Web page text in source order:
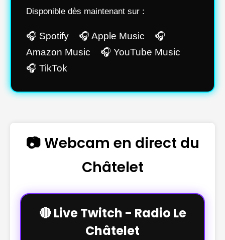
Disponible dès maintenant sur :
🎧 Spotify 🎧 Apple Music 🎧
Amazon Music 🎧 YouTube Music
🎧 TikTok
📷 Webcam en direct du
Châtelet
🔴 Live Twitch - Radio Le
Châtelet